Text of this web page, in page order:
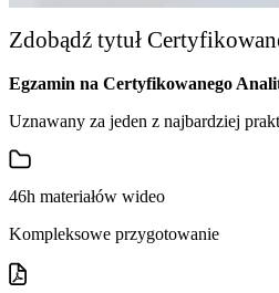
Zdobądź tytuł
Egzamin na Certyfikowanego
Uznawany za jeden z najbardziej
46h materiałów wideo
Kompleksowe przygotowanie